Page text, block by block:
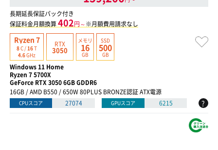
長期延長保証パック付き
保証料金月額換算402円～※月額費用請求なし
Ryzen 7
8C / 16T
4.6GHz
RTX
3050
メモリ
16
GB
SSD
500
GB
Windows 11 Home
Ryzen 7 5700X
GeForce RTX 3050 6GB GDDR6
16GB / AMD B550 / 650W 80PLUS BRONZE認証 ATX電源
CPUスコア 27074 GPUスコア 6215 ?